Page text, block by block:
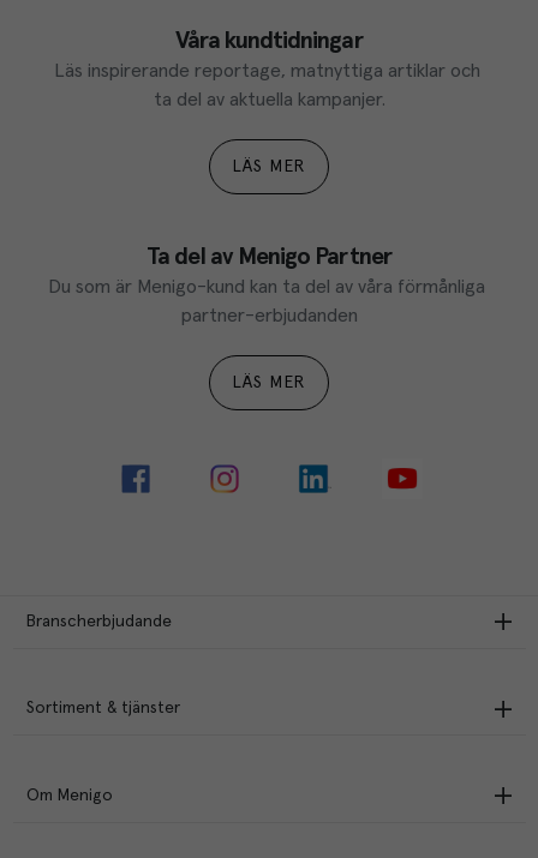
Våra kundtidningar
Läs inspirerande reportage, matnyttiga artiklar och
ta del av aktuella kampanjer.
LÄS MER
Ta del av Menigo Partner
Du som är Menigo-kund kan ta del av våra förmånliga
partner-erbjudanden
LÄS MER
Branscherbjudande
Sortiment & tjänster
Om Menigo